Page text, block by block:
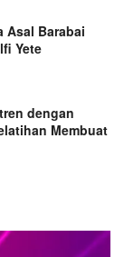
Asal Barabai
Yete
dengan
Membuat